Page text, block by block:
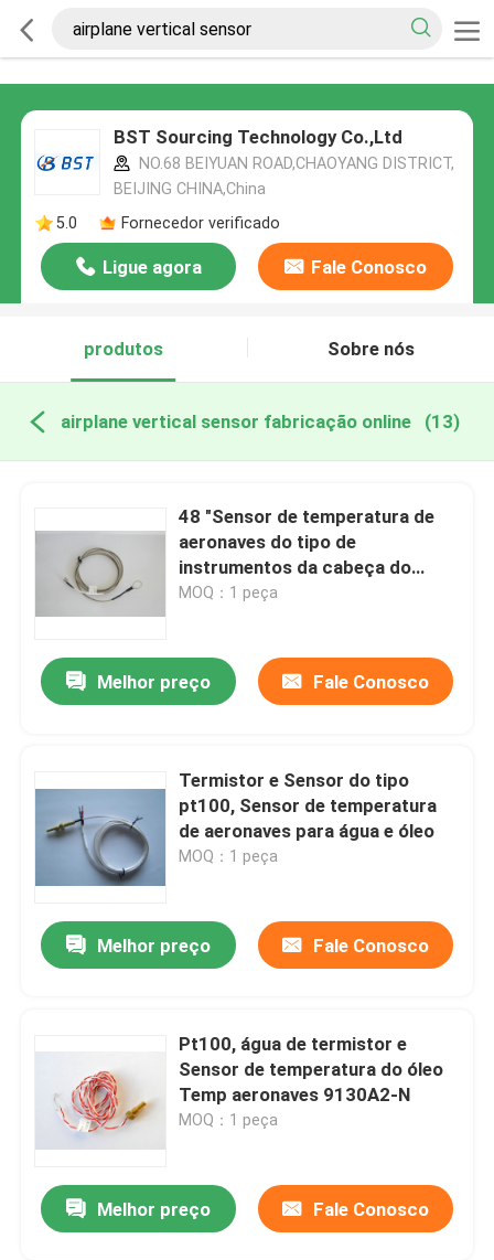
BST Sourcing Technology Co.,Ltd
NO.68 BEIYUAN ROAD,CHAOYANG DISTRICT,
BEIJING CHINA,China
5.0
Fornecedor verificado
Ligue agora Fale Conosco
produtos Sobre nós
airplane vertical sensor fabricação online (13)
48 "Sensor de temperatura de
aeronaves do tipo de
instrumentos da cabeça do
cilindro Temp J avião 913 C
MOQ：1 peça
Melhor preço Fale Conosco
Termistor e Sensor do tipo
pt100, Sensor de temperatura
de aeronaves para água e óleo
MOQ：1 peça
Melhor preço Fale Conosco
Pt100, água de termistor e
Sensor de temperatura do óleo
Temp aeronaves 9130A2-N
MOQ：1 peça
Melhor preço Fale Conosco